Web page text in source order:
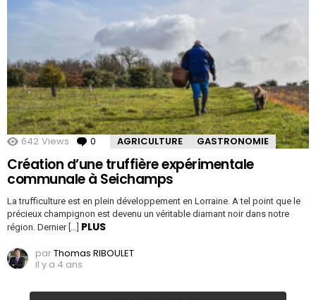
642 Views 0 Comments
AGRICULTURE GASTRONOMIE
Création d’une truffière expérimentale
communale à Seichamps
La trufficulture est en plein développement en Lorraine. A tel point que le
précieux champignon est devenu un véritable diamant noir dans notre
région. Dernier […] PLUS
parThomas RIBOULET
il y a 4 ans